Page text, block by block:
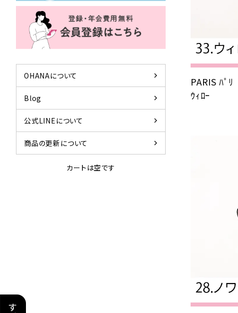
PARIS ﾊ
ｳｨﾛｰ
OHANAについて chevron_right
Blog chevron_right
公式LINEについて chevron_right
商品の更新について chevron_right
カートは空です